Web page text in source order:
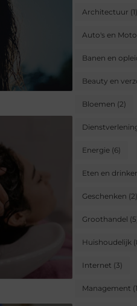
Architectuur (1)
Auto's en
Banen en
Beauty en
Bloemen (2)
Energie (6)
Eten en
Geschenken (2)
Groothandel
Huishoudelijk
Internet (3)
Management